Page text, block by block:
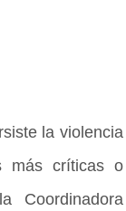
la violencia
más críticas o
Coordinadora